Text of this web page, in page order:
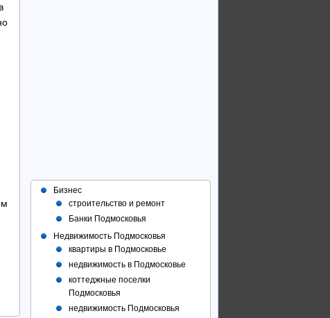
Бизнес
строительство и ремонт
Банки Подмосковья
Недвижимость Подмосковья
квартиры в Подмосковье
недвижимость в Подмосковье
коттеджные поселки
Подмосковья
недвижимость Подмосковья